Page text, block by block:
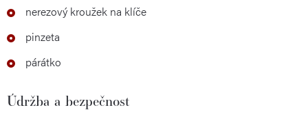
nerezový kroužek na klíče
pinzeta
párátko
Údržba a bezpečnost